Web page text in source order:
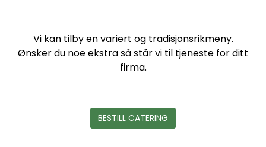
Vi kan tilby en variert og tradisjonsrikmeny.
Ønsker du noe ekstra så står vi til tjeneste for ditt
firma.
BESTILL CATERING